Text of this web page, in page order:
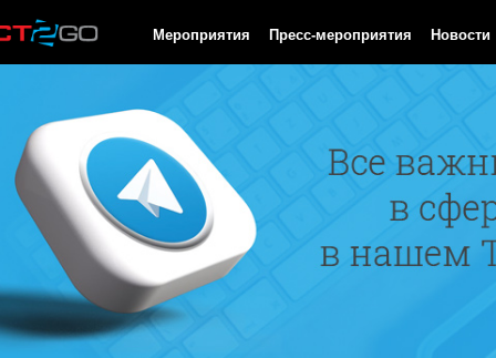
Мероприятия Пресс-мероприятия Новости